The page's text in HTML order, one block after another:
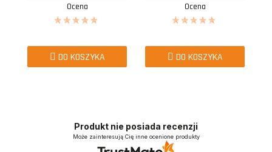
Ocena
DO KOSZYKA
Ocena
DO KOSZYKA
Produkt nie posiada recenzji
Może zainteresują Cię inne ocenione produkty